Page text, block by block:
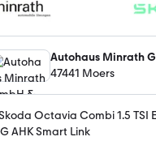
Autohaus Minrath
47441 Moers